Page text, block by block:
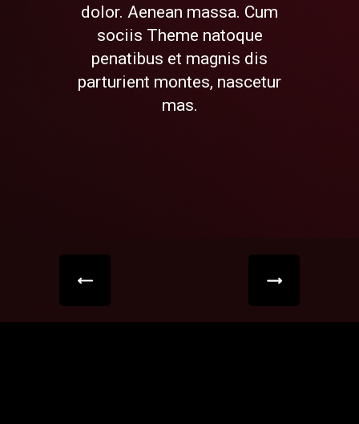
dolor. Aenean massa. Cum
sociis Theme natoque
penatibus et magnis dis
parturient montes, nascetur
mas.